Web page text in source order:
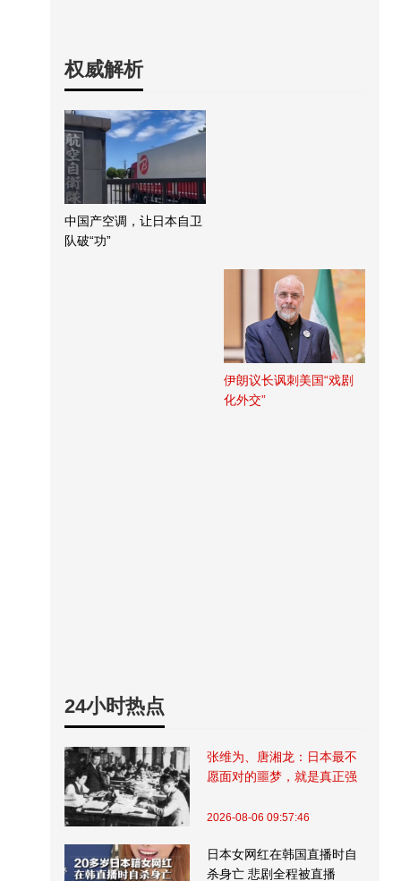
权威解析
中国产空调，让日本自卫
队破“功”
伊朗议长讽刺美国“戏剧
化外交”
24小时热点
张维为、唐湘龙：日本最不
愿面对的噩梦，就是真正强
2026-08-06 09:57:46
日本女网红在韩国直播时自
杀身亡 悲剧全程被直播